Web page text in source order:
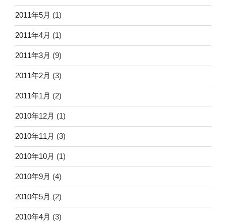
2011年5月 (1)
2011年4月 (1)
2011年3月 (9)
2011年2月 (3)
2011年1月 (2)
2010年12月 (1)
2010年11月 (3)
2010年10月 (1)
2010年9月 (4)
2010年5月 (2)
2010年4月 (3)